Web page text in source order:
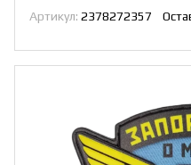
Артикул: 2378272357